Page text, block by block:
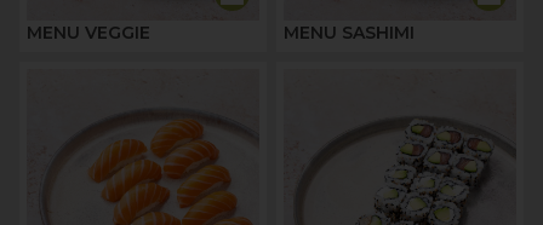
MENU VEGGIE MENU SASHIMI